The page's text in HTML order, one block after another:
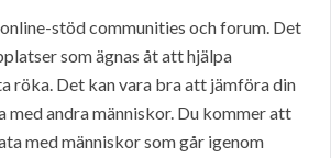
stöd communities och forum. Det
som ägnas åt att hjälpa
röka. Det kan vara bra att jämföra din
andra människor. Du kommer att
med människor som går igenom